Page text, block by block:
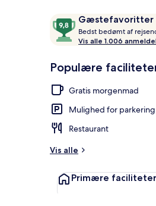
AnmeldelserGæstefavoritter
9,8
ud
af
Gæstefavoritter
Bedst bedømt af
Vis alle 1.006
Populære
Gratis morgenmad
Mulighed for parkering
Restaurant
Vis alle
Primære faciliteter